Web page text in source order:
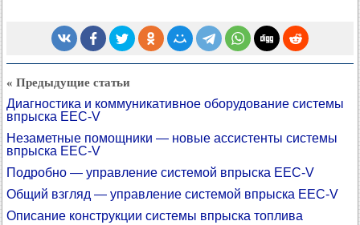
« Предыдущие статьи
Диагностика и коммуникативное оборудование системы
впрыска EEC-V
Незаметные помощники — новые ассистенты системы
впрыска EEC-V
Подробно — управление системой впрыска EEC-V
Общий взгляд — управление системой впрыска EEC-V
Описание конструкции системы впрыска топлива